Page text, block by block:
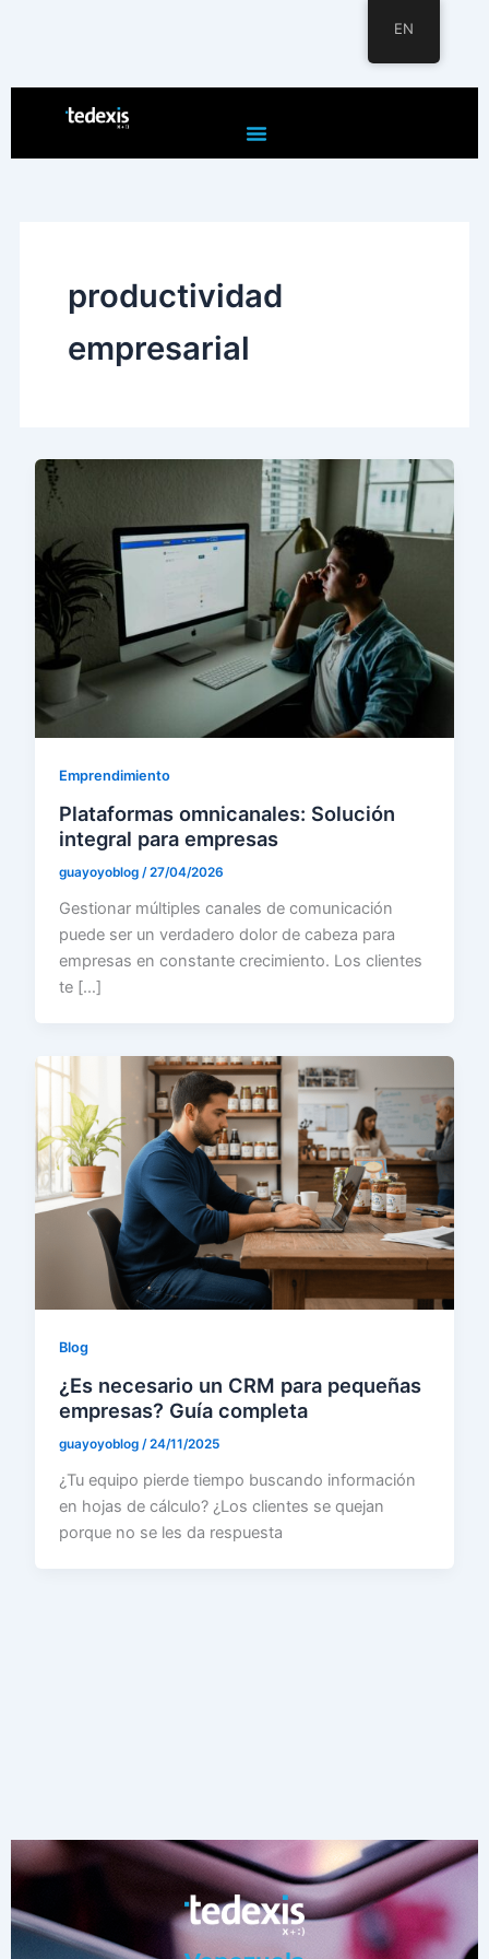
productividad
empresarial
Emprendimiento
Plataformas omnicanales: Solución
integral para empresas
guayoyoblog /27/04/2026
Gestionar múltiples canales de comunicación
puede ser un verdadero dolor de cabeza para
empresas en constante crecimiento. Los clientes
te […]
Blog
¿Es necesario un CRM para pequeñas
empresas? Guía completa
guayoyoblog /24/11/2025
¿Tu equipo pierde tiempo buscando información
en hojas de cálculo? ¿Los clientes se quejan
porque no se les da respuesta
EN